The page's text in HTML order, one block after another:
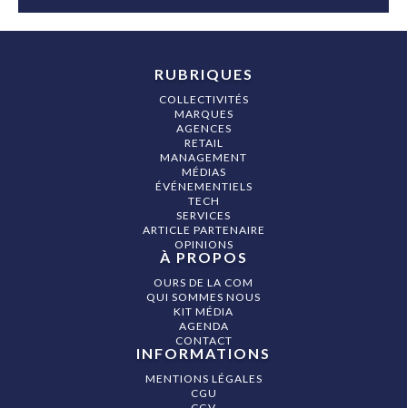
RUBRIQUES
COLLECTIVITÉS
MARQUES
AGENCES
RETAIL
MANAGEMENT
MÉDIAS
ÉVÉNEMENTIELS
TECH
SERVICES
ARTICLE PARTENAIRE
OPINIONS
À PROPOS
OURS DE LA COM
QUI SOMMES NOUS
KIT MÉDIA
AGENDA
CONTACT
INFORMATIONS
MENTIONS LÉGALES
CGU